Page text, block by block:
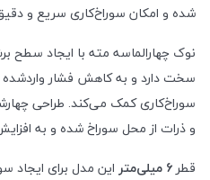
شده و امکان سوراخ‌کاری سریع و
نوک چهارالماسه مته با ایجاد سطح
سخت دارد و به کاهش فشار واردشده
سوراخ‌کاری کمک می‌کند. طراحی
و ذرات از محل سوراخ شده و به
قطر6 میلی‌متر این مدل برای ایجاد